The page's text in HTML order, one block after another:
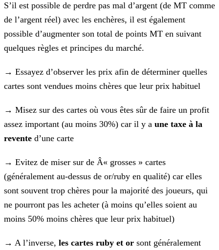
S’il est possible de perdre pas mal d’argent (de MT comme
de l’argent réel) avec les enchères, il est également
possible d’augmenter son total de points MT en suivant
quelques règles et principes du marché.
→ Essayez d’observer les prix afin de déterminer quelles
cartes sont vendues moins chères que leur prix habituel
→ Misez sur des cartes où vous êtes sûr de faire un profit
assez important (au moins 30%) car il y a une taxe à la
revente d’une carte
→ Evitez de miser sur de Â« grosses » cartes
(généralement au-dessus de or/ruby en qualité) car elles
sont souvent trop chères pour la majorité des joueurs, qui
ne pourront pas les acheter (à moins qu’elles soient au
moins 50% moins chères que leur prix habituel)
→ A l’inverse, les cartes ruby et or sont généralement